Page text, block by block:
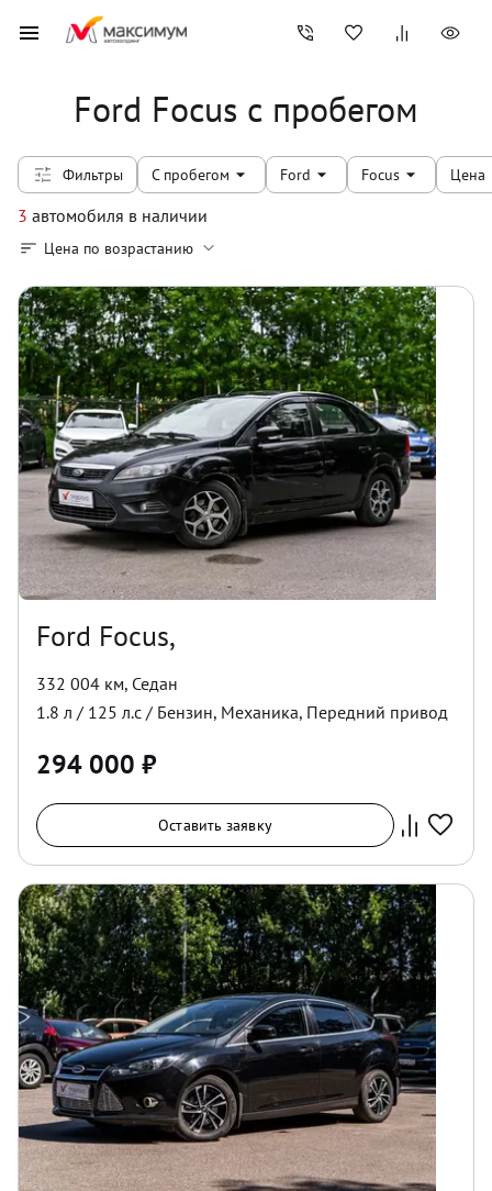
Ford Focus с пробегом
Фильтры С пробегом Ford Focus Цена
3 автомобиля в наличии
Цена по возрастанию
Ford Focus,
332 004 км, Седан
1.8 л / 125 л.с / Бензин, Механика, Передний привод
294 000 ₽
Оставить заявку